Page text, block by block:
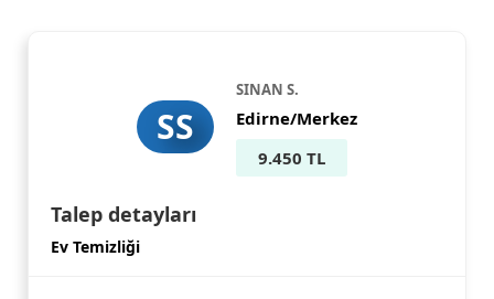
SS
SINAN S.
Edirne/Merkez
9.450 TL
Talep detayları
Ev Temizliği